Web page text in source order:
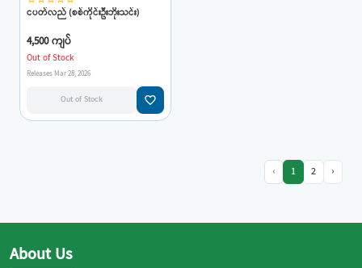
ငပတ်လည် (စစ်ကိုင်းဦးဘိုးသင်း)
4,500 ကျပ်
Out of Stock
Releases Mar 28, 2026
Out of Stock favorite_border
‹ 1 2 ›
About Us